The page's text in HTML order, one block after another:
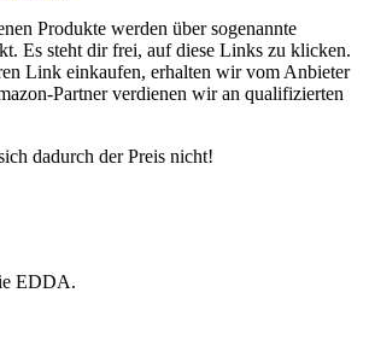
Produkte werden über sogenannte
Es steht dir frei, auf diese Links zu klicken.
Link einkaufen, erhalten wir vom Anbieter
Partner verdienen wir an qualifizierten
dadurch der Preis nicht!
EDDA.